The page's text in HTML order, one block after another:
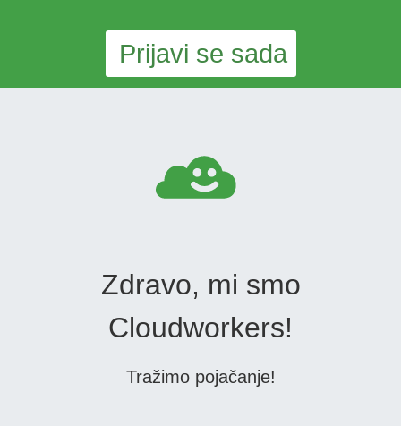
Prijavi se sada
Zdravo, mi smo
Cloudworkers!
Tražimo pojačanje!